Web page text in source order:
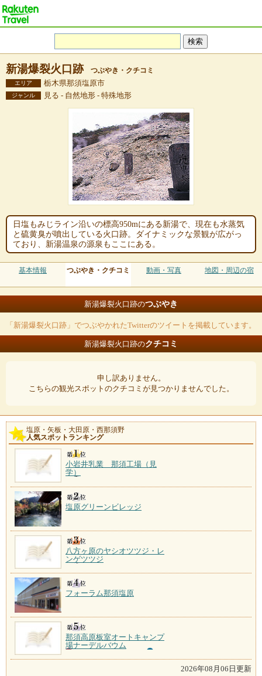
新湯爆裂火口跡 つぶやき・クチコミ
エリア 栃木県那須塩原市
ジャンル 見る - 自然地形 - 特殊地形
日塩もみじライン沿いの標高950mにある新湯で、現在も水蒸気
と硫黄臭が噴出している火口跡。ダイナミックな景観が広がっ
ており、新湯温泉の源泉もここにある。
基本情報 つぶやき・クチコミ 動画・写真 地図・周辺の宿
新湯爆裂火口跡のつぶやき
「新湯爆裂火口跡」でつぶやかれたTwitterのツイートを掲載しています。
新湯爆裂火口跡のクチコミ
申し訳ありません。
こちらの観光スポットのクチコミが見つかりませんでした。
塩原・矢板・大田原・西那須野
人気スポットランキング
小岩井乳業 那須工場（見
学）
塩原グリーンビレッジ
八方ヶ原のヤシオツツジ・レ
ンゲツツジ
フォーラム那須塩原
那須高原板室オートキャンプ
場ナーデルバウム
2026年08月06日更新